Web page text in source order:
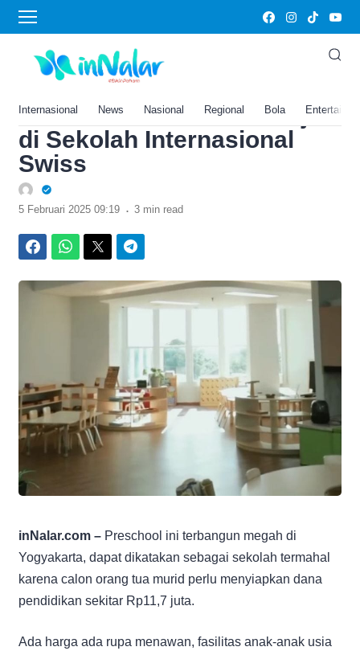
Internasional News Nasional Regional Bola
Home›
Preschool Termahal di
Yogyakarta, Fasilitas Super
Elit Bikin Siswa bak Belajar
di Sekolah Internasional
Swiss
5 Februari 2025 09:19 . 3 min read
inNalar.com – Preschool ini terbangun megah di
Yogyakarta, dapat dikatakan sebagai sekolah termahal
karena calon orang tua murid perlu menyiapkan dana
pendidikan sekitar Rp11,7 juta.
Ada harga ada rupa menawan, fasilitas anak-anak usia